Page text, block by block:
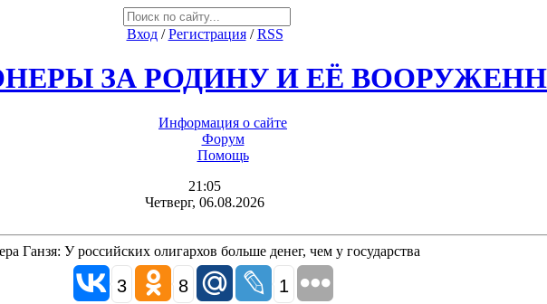
Вход/Регистрация/RSS
ЗА РОДИНУ И ЕЁ
Информация о сайте
Форум
Помощь
21:05
Четверг, 06.08.2026
Ганзя: У российских олигархов больше денег, чем у государства
3 8 1